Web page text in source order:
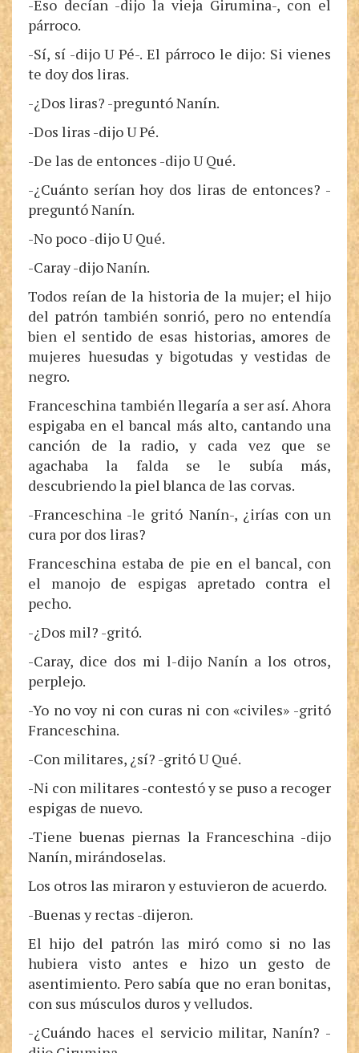
-Eso decían -dijo la vieja Girumina-, con el
párroco.
-Sí, sí -dijo U Pé-. El párroco le dijo: Si vienes
te doy dos liras.
-¿Dos liras? -preguntó Nanín.
-Dos liras -dijo U Pé.
-De las de entonces -dijo U Qué.
-¿Cuánto serían hoy dos liras de entonces? -
preguntó Nanín.
-No poco -dijo U Qué.
-Caray -dijo Nanín.
Todos reían de la historia de la mujer; el hijo
del patrón también sonrió, pero no entendía
bien el sentido de esas historias, amores de
mujeres huesudas y bigotudas y vestidas de
negro.
Franceschina también llegaría a ser así. Ahora
espigaba en el bancal más alto, cantando una
canción de la radio, y cada vez que se
agachaba la falda se le subía más,
descubriendo la piel blanca de las corvas.
-Franceschina -le gritó Nanín-, ¿irías con un
cura por dos liras?
Franceschina estaba de pie en el bancal, con
el manojo de espigas apretado contra el
pecho.
-¿Dos mil? -gritó.
-Caray, dice dos mi l-dijo Nanín a los otros,
perplejo.
-Yo no voy ni con curas ni con «civiles» -gritó
Franceschina.
-Con militares, ¿sí? -gritó U Qué.
-Ni con militares -contestó y se puso a recoger
espigas de nuevo.
-Tiene buenas piernas la Franceschina -dijo
Nanín, mirándoselas.
Los otros las miraron y estuvieron de acuerdo.
-Buenas y rectas -dijeron.
El hijo del patrón las miró como si no las
hubiera visto antes e hizo un gesto de
asentimiento. Pero sabía que no eran bonitas,
con sus músculos duros y velludos.
-¿Cuándo haces el servicio militar, Nanín? -